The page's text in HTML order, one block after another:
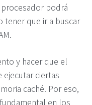
podrá
tener que ir a buscar
y hacer que el
ejecutar ciertas
caché. Por eso,
en los